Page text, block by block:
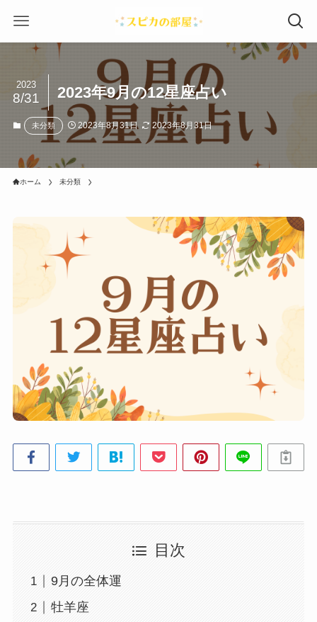
2023年9月の12星座占い
2023
8/31
未分類 2023年8月31日 2023年8月31日
ホーム 未分類
目次
9月の全体運
牡羊座